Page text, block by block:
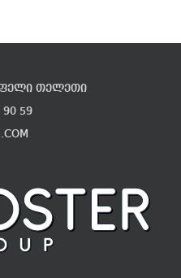
თელეთი
59